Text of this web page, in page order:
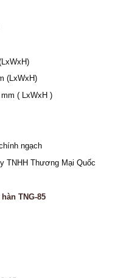
(LxWxH)
( LxWxH )
ngạch
TNHH Thương Mại Quốc
TNG-85